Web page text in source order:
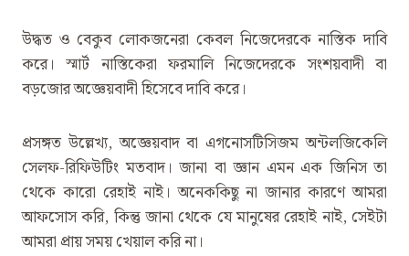
উদ্ধত ও বেকুব লোকজনেরা কেবল নিজেদেরকে নাস্তিক দাবি
করে। স্মার্ট নাস্তিকেরা ফরমালি নিজেদেরকে সংশয়বাদী বা
বড়জোর অজ্ঞেয়বাদী হিসেবে দাবি করে।
প্রসঙ্গত উল্লেখ্য, অজ্ঞেয়বাদ বা এগনোসটিসিজম অন্টলজিকেলি
সেলফ-রিফিউটিং মতবাদ। জানা বা জ্ঞান এমন এক জিনিস তা
থেকে কারো রেহাই নাই। অনেককিছু না জানার কারণে আমরা
আফসোস করি, কিন্তু জানা থেকে যে মানুষের রেহাই নাই, সেইটা
আমরা প্রায় সময় খেয়াল করি না।